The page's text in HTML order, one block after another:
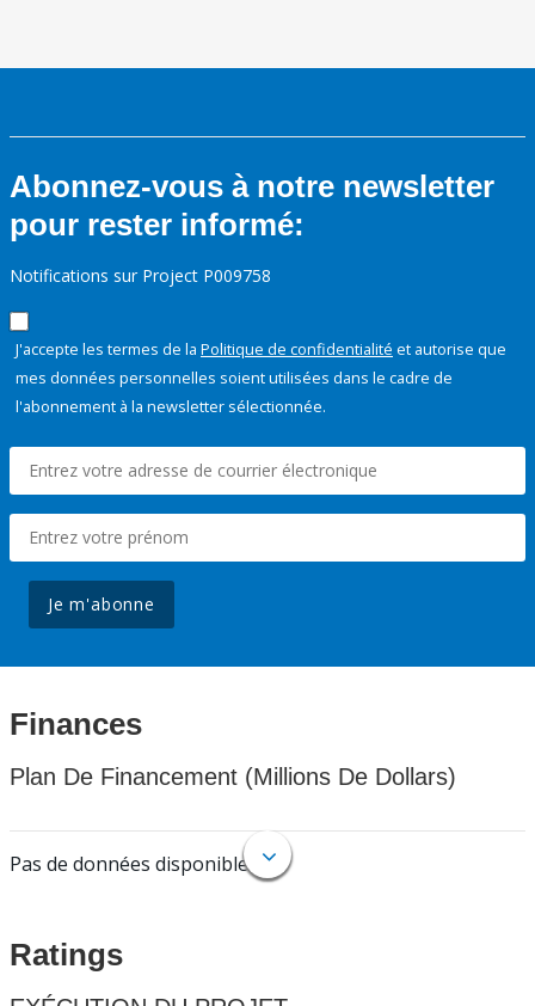
Abonnez-vous à notre newsletter
pour rester informé:
Notifications sur Project P009758
J'accepte les termes de la Politique de confidentialité et autorise que
mes données personnelles soient utilisées dans le cadre de
l'abonnement à la newsletter sélectionnée.
Je m'abonne
Finances
Plan De Financement (Millions De Dollars)
Pas de données disponibles.
Ratings